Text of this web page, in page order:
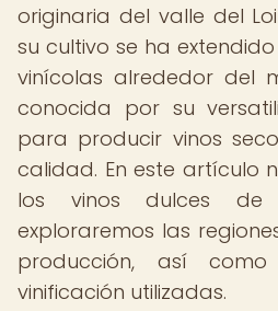
originaria del valle del
su cultivo se ha
vinícolas alrededor del
conocida por su
para producir vinos
calidad. En este artículo
los vinos dulces de
exploraremos las
producción, así
vinificación utilizadas.